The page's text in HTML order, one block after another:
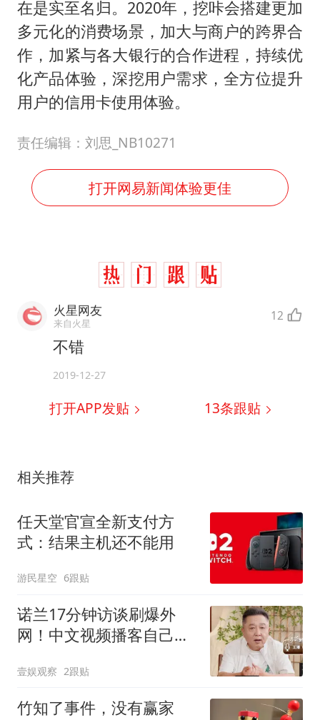
在是实至名归。2020年，挖咔会搭建更加
多元化的消费场景，加大与商户的跨界合
作，加紧与各大银行的合作进程，持续优
化产品体验，深挖用户需求，全方位提升
用户的信用卡使用体验。
责任编辑：刘思_NB10271
打开网易新闻体验更佳
火星网友
来自火星 12
不错
2019-12-27
打开APP发贴 13条跟贴
相关推荐
任天堂官宣全新支付方
式：结果主机还不能用
游民星空 6跟贴
诺兰17分钟访谈刷爆外
网！中文视频播客自己会
壹娱观察 2跟贴
竹知了事件，没有赢家